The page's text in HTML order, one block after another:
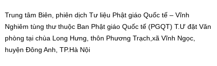
Trung tâm Biên, phiên dịch Tư liệu Phật giáo Quốc tế – Vĩnh
Nghiêm tùng thư thuộc Ban Phật giáo Quốc tế (PGQT) T.Ư đặt Văn
phòng tại chùa Long Hưng, thôn Phương Trạch,xã Vĩnh Ngọc,
huyện Đông Anh, TP.Hà Nội